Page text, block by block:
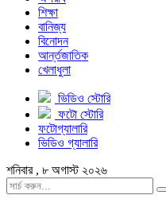
শিক্ষা
বানিজ্য
বিনোদন
আর্ন্তজাতিক
খেলাধুলা
ভিডিও স্টোরি
ফটো স্টোরি
ফটোগ্যালারি
ভিডিও গ্যালারি
শনিবার , ৮ অগাস্ট ২০২৬